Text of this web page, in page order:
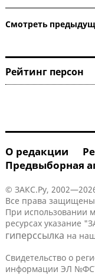
Смотреть
О редакции
Предвыборная
© ЗАКС.Ру,
Все права
При использовании
ресурсах указание
гиперссылка на
Свидетельство о
информации ЭЛ